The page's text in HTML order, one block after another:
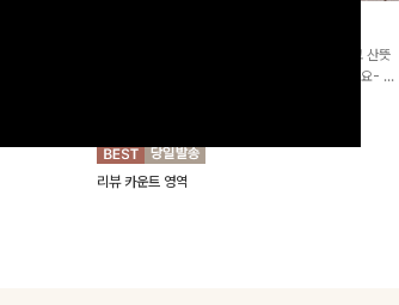
[청순무드/체형커버]꾸안꾸 무드의 정석🤍 가볍고 산뜻
한 착용감으로 여름 내내 손이 자주 가는 원피스예요- 은
리뷰 카운트 영역